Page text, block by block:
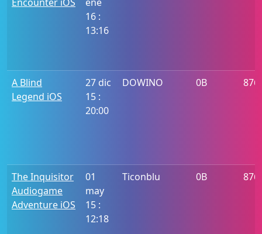
16 :
13:16
A Blind
Legend iOS
27 dic
15 :
20:00
DOWINO 0B 876
The Inquisitor
Audiogame
Adventure iOS
01
may
15 :
12:18
Ticonblu 0B 876